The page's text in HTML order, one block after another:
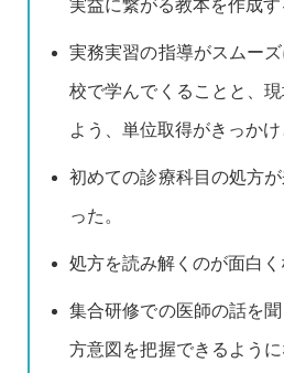
実益に繋がる教本を作成す
実務実習の指導がスムー
校で学んでくることと、
よう、単位取得がきっかけ
初めての診療科目の処方
った。
処方を読み解くのが面白く
集合研修での医師の話を
方意図を把握できるよう